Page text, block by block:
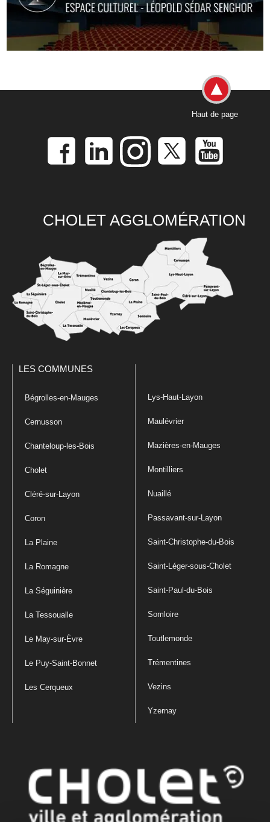
Haut de page
CHOLET AGGLOMÉRATION
LES COMMUNES
Bégrolles-en-Mauges
Cernusson
Chanteloup-les-Bois
Cholet
Cléré-sur-Layon
Coron
La Plaine
La Romagne
La Séguinière
La Tessoualle
Le May-sur-Èvre
Le Puy-Saint-Bonnet
Les Cerqueux
Lys-Haut-Layon
Maulévrier
Mazières-en-Mauges
Montilliers
Nuaillé
Passavant-sur-Layon
Saint-Christophe-du-Bois
Saint-Léger-sous-Cholet
Saint-Paul-du-Bois
Somloire
Toutlemonde
Trémentines
Vezins
Yzernay